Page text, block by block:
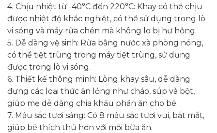
4. Chịu nhiệt từ -40°C đến 220°C: Khay có thể chịu
được nhiệt độ khắc nghiệt, có thể sử dụng trong lò
vi sóng và máy rửa chén mà không lo bị hư hỏng.
5. Dễ dàng vệ sinh: Rửa bằng nước xà phòng nóng,
có thể tiệt trùng trong máy tiệt trùng, sử dụng
được trong lò vi sóng.
6. Thiết kế thông minh: Lòng khay sâu, dễ dàng
đựng các loại thức ăn lỏng như cháo, súp và bột,
giúp mẹ dễ dàng chia khẩu phần ăn cho bé.
7. Màu sắc tươi sáng: Có 8 màu sắc tươi vui, bắt mắt,
giúp bé thích thú hơn với mỗi bữa ăn.